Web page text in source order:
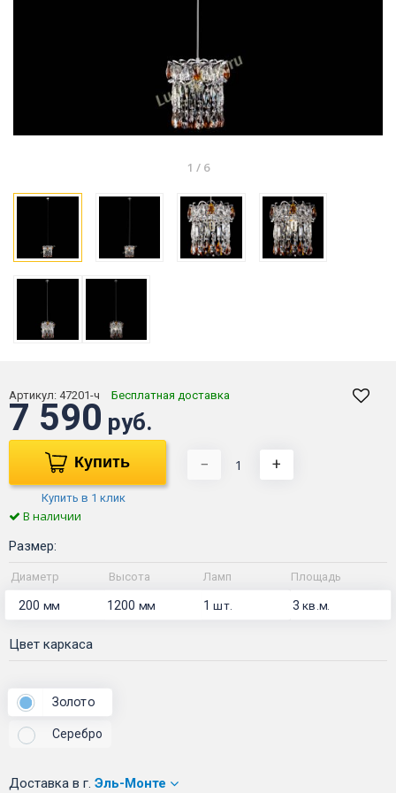
1 / 6
Артикул: 47201-ч Бесплатная доставка
7 590 руб.
Купить
Купить в 1 клик
− +
В наличии
Размер:
Диаметр Высота Ламп Площадь
200 мм 1200 мм 1шт. 3кв.м.
Цвет каркаса
Золото
Серебро
Доставка в г. Эль-Монте